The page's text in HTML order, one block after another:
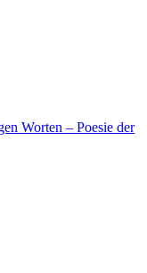
Worten – Poesie der